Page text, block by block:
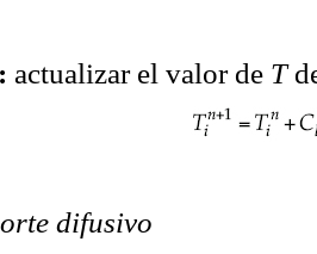
actualizar el valor de T
difusivo